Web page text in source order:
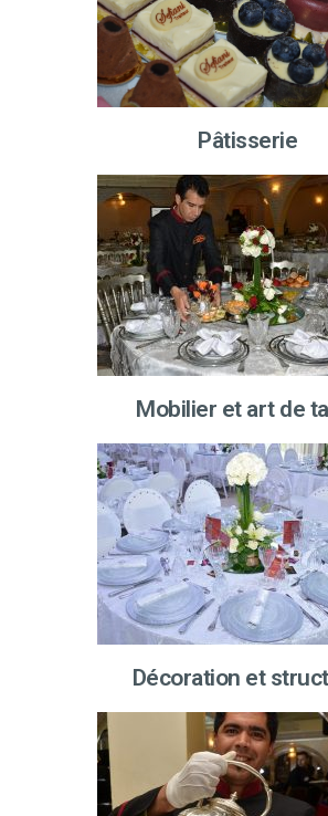
Pâtisserie
Mobilier et art de
Décoration et